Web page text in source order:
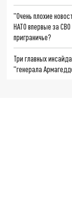
"Очень плохие
НАТО впервые за
приграничье?
Три главных
"генерала